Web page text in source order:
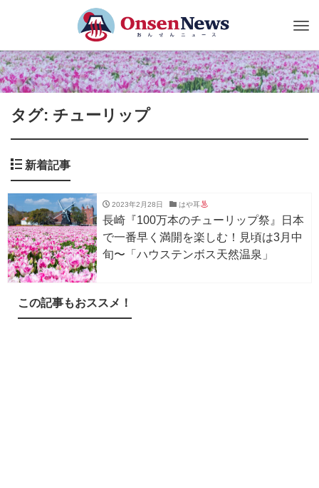
タグ: チューリップ
新着記事
2023年2月28日 はや耳
長崎『100万本のチューリップ祭』日本
で一番早く満開を楽しむ！見頃は3月中
旬〜「ハウステンボス天然温泉」
この記事もおススメ！